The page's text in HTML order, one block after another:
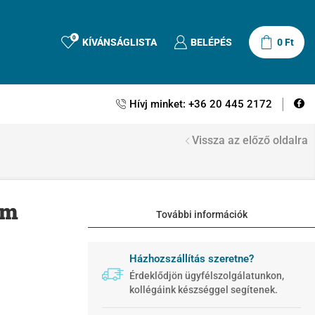
0 KÍVÁNSÁGLISTA BELÉPÉS 0Ft
Hívj minket: +36 20 445 2172
Vissza az előző oldalra
További információk
Házhozszállítás szeretne?
Érdeklődjön ügyfélszolgálatunkon,
kollégáink készséggel segítenek.